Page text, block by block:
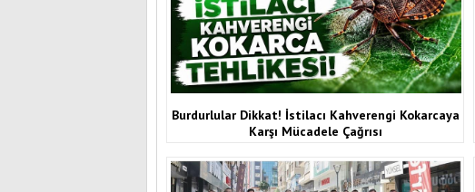
Burdurlular Dikkat! İstilacı Kahverengi Kokarcaya
Karşı Mücadele Çağrısı